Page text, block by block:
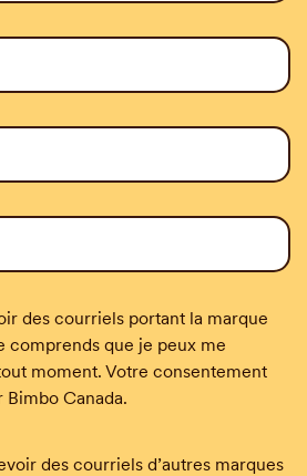
des courriels de la marque
des courriels portant la marque
comprends que je peux me
moment. Votre consentement
Canada.
des courriels d’autres marques